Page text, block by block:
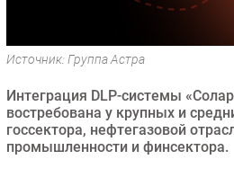
Инновации
Гаджеты
Здоровье
Источник: Группа Астра
Интеграция DLP-системы
востребована у крупных и
госсектора, нефтегазовой
промышленности и финсектора.